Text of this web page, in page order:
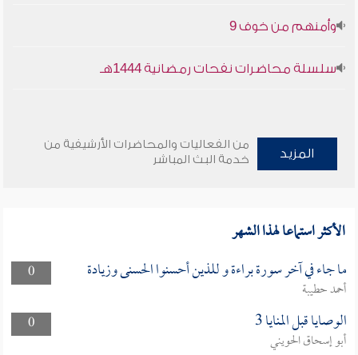
وأمنهم من خوف 9
سلسلة محاضرات نفحات رمضانية 1444هـ
المزيد
من الفعاليات والمحاضرات الأرشيفية من
خدمة البث المباشر
الأكثر استماعا لهذا الشهر
0 ما جاء في آخر سورة براءة و للذين أحسنوا الحسنى وزيادة
أحمد حطيبة
0
الوصايا قبل المنايا 3
أبو إسحاق الحويني